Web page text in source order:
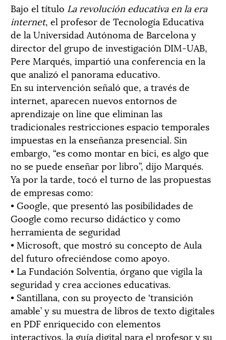
Bajo el título La revolución educativa en la era
internet, el profesor de Tecnología Educativa
de la Universidad Autónoma de Barcelona y
director del grupo de investigación DIM-UAB,
Pere Marqués, impartió una conferencia en la
que analizó el panorama educativo.
En su intervención señaló que, a través de
internet, aparecen nuevos entornos de
aprendizaje on line que eliminan las
tradicionales restricciones espacio temporales
impuestas en la enseñanza presencial. Sin
embargo, “es como montar en bici, es algo que
no se puede enseñar por libro”, dijo Marqués.
Ya por la tarde, tocó el turno de las propuestas
de empresas como:
• Google, que presentó las posibilidades de
Google como recurso didáctico y como
herramienta de seguridad
• Microsoft, que mostró su concepto de Aula
del futuro ofreciéndose como apoyo.
• La Fundación Solventia, órgano que vigila la
seguridad y crea acciones educativas.
• Santillana, con su proyecto de ‘transición
amable’ y su muestra de libros de texto digitales
en PDF enriquecido con elementos
interactivos, la guía digital para el profesor y su